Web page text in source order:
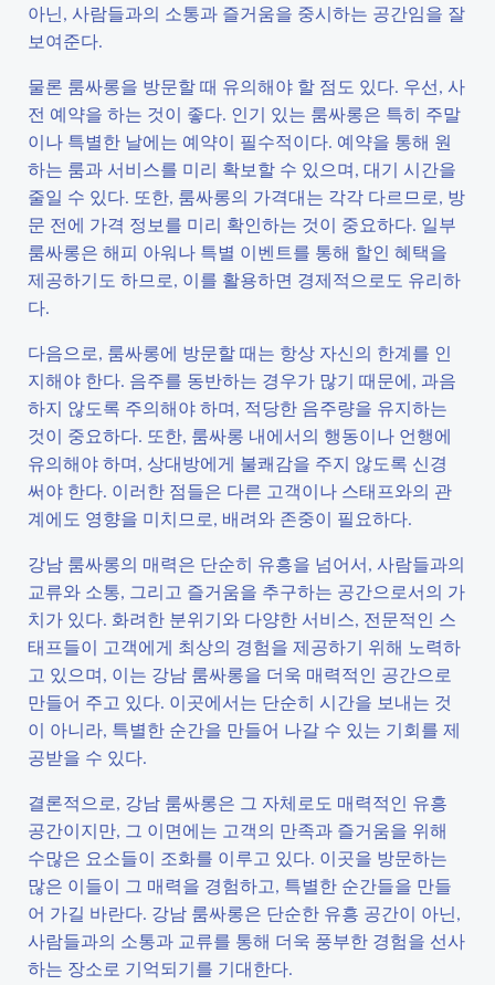
아닌, 사람들과의 소통과 즐거움을 중시하는 공간임을 잘
보여준다.
물론 룸싸롱을 방문할 때 유의해야 할 점도 있다. 우선, 사
전 예약을 하는 것이 좋다. 인기 있는 룸싸롱은 특히 주말
이나 특별한 날에는 예약이 필수적이다. 예약을 통해 원
하는 룸과 서비스를 미리 확보할 수 있으며, 대기 시간을
줄일 수 있다. 또한, 룸싸롱의 가격대는 각각 다르므로, 방
문 전에 가격 정보를 미리 확인하는 것이 중요하다. 일부
룸싸롱은 해피 아워나 특별 이벤트를 통해 할인 혜택을
제공하기도 하므로, 이를 활용하면 경제적으로도 유리하
다.
다음으로, 룸싸롱에 방문할 때는 항상 자신의 한계를 인
지해야 한다. 음주를 동반하는 경우가 많기 때문에, 과음
하지 않도록 주의해야 하며, 적당한 음주량을 유지하는
것이 중요하다. 또한, 룸싸롱 내에서의 행동이나 언행에
유의해야 하며, 상대방에게 불쾌감을 주지 않도록 신경
써야 한다. 이러한 점들은 다른 고객이나 스태프와의 관
계에도 영향을 미치므로, 배려와 존중이 필요하다.
강남 룸싸롱의 매력은 단순히 유흥을 넘어서, 사람들과의
교류와 소통, 그리고 즐거움을 추구하는 공간으로서의 가
치가 있다. 화려한 분위기와 다양한 서비스, 전문적인 스
태프들이 고객에게 최상의 경험을 제공하기 위해 노력하
고 있으며, 이는 강남 룸싸롱을 더욱 매력적인 공간으로
만들어 주고 있다. 이곳에서는 단순히 시간을 보내는 것
이 아니라, 특별한 순간을 만들어 나갈 수 있는 기회를 제
공받을 수 있다.
결론적으로, 강남 룸싸롱은 그 자체로도 매력적인 유흥
공간이지만, 그 이면에는 고객의 만족과 즐거움을 위해
수많은 요소들이 조화를 이루고 있다. 이곳을 방문하는
많은 이들이 그 매력을 경험하고, 특별한 순간들을 만들
어 가길 바란다. 강남 룸싸롱은 단순한 유흥 공간이 아닌,
사람들과의 소통과 교류를 통해 더욱 풍부한 경험을 선사
하는 장소로 기억되기를 기대한다.